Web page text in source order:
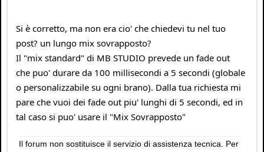
Si è corretto, ma non era cio' che chiedevi tu nel tuo
post? un lungo mix sovrapposto?
Il "mix standard" di MB STUDIO prevede un fade out
che puo' durare da 100 millisecondi a 5 secondi (globale
o personalizzabile su ogni brano). Dalla tua richiesta mi
pare che vuoi dei fade out piu' lunghi di 5 secondi, ed in
tal caso si puo' usare il "Mix Sovrapposto"
Il forum non sostituisce il servizio di assistenza tecnica. Per